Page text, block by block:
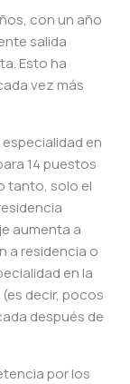
con un año
salida
Esto ha
vez más
en
14 puestos
tanto, solo el
aumenta a
a residencia o
en la
decir, pocos
después de
por los